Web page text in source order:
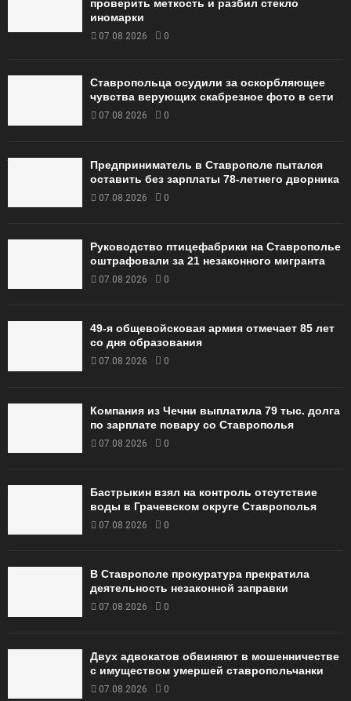
проверить меткость и разбил стекло
иномарки
07.08.2026 0
Ставропольца осудили за оскорбляющее
чувства верующих скабрезное фото в сети
07.08.2026 0
Предприниматель в Ставрополе пытался
оставить без зарплаты 78-летнего дворника
07.08.2026 0
Руководство птицефабрики на Ставрополье
оштрафовали за 21 незаконного мигранта
07.08.2026 0
49‑я общевойсковая армия отмечает 85 лет
со дня образования
07.08.2026 0
Компания из Чечни выплатила 79 тыс. долга
по зарплате повару со Ставрополья
07.08.2026 0
Бастрыкин взял на контроль отсутствие
воды в Грачевском округе Ставрополья
07.08.2026 0
В Ставрополе прокуратура прекратила
деятельность незаконной заправки
07.08.2026 0
Двух адвокатов обвиняют в мошенничестве
с имуществом умершей ставропольчанки
07.08.2026 0